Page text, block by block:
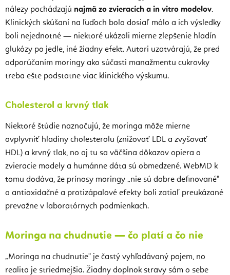
nálezy pochádzajú najmä zo zvieracích a in vitro modelov.
Klinických skúšaní na ľuďoch bolo dosiaľ málo a ich výsledky
boli nejednotné — niektoré ukázali mierne zlepšenie hladín
glukózy po jedle, iné žiadny efekt. Autori uzatvárajú, že pred
odporúčaním moringy ako súčasti manažmentu cukrovky
treba ešte podstatne viac klinického výskumu.
Cholesterol a krvný tlak
Niektoré štúdie naznačujú, že moringa môže mierne
ovplyvniť hladiny cholesterolu (znižovať LDL a zvyšovať
HDL) a krvný tlak, no aj tu sa väčšina dôkazov opiera o
zvieracie modely a humánne dáta sú obmedzené. WebMD k
tomu dodáva, že prínosy moringy „nie sú dobre definované"
a antioxidačné a protizápalové efekty boli zatiaľ preukázané
prevažne v laboratórnych podmienkach.
Moringa na chudnutie — čo platí a čo nie
„Moringa na chudnutie" je častý vyhľadávaný pojem, no
realita je striedmejšia. Žiadny doplnok stravy sám o sebe